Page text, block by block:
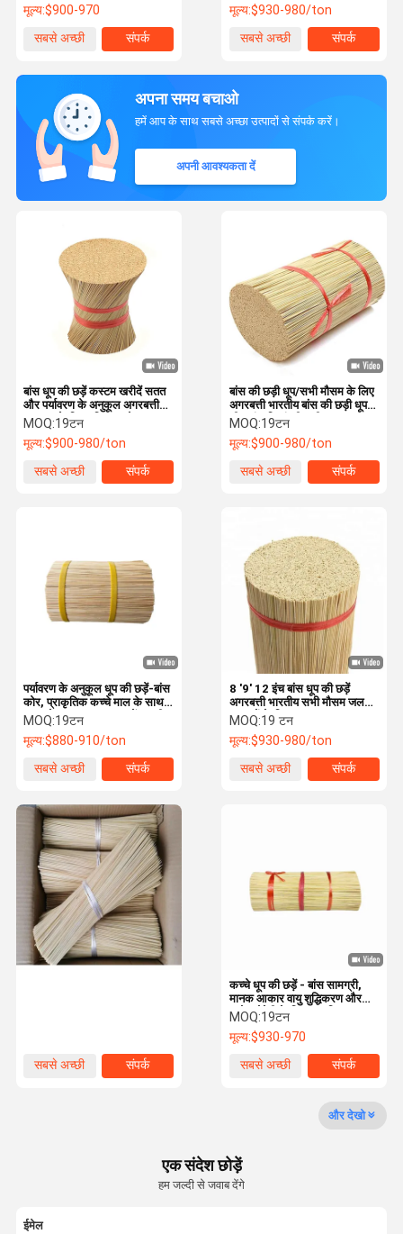
घर उत्पाद कारखाने का दौरा
गुणवत्ता नियंत्रण हमसे संपर्क करें समाचार
मूल्य:$900-970
सबसे अच्छी
संपर्क
मूल्य:$930-980/ton
सबसे अच्छी
संपर्क
अपना समय बचाओ
हमें आप के साथ सबसे अच्छा उत्पादों से संपर्क करें।
अपनी आवश्यकता दें
बांस की छड़ी धूप/सभी मौसम के लिए
अगरबत्ती भारतीय बांस की छड़ी धूप
चीन बांस जियांग्सी छड़ी
MOQ:19टन
मूल्य:$900-980/ton
सबसे अच्छी
संपर्क
बांस धूप की छड़ें कस्टम खरीदें सतत
और पर्यावरण के अनुकूल अगरबत्ती
उत्पादन के लिए परिपत्र स्केवर
MOQ:19टन
मूल्य:$900-980/ton
सबसे अच्छी
संपर्क
8 '9' 12 इंच बांस धूप की छड़ें
अगरबत्ती भारतीय सभी मौसम जल
जरूरतों के लिए
MOQ:19 टन
मूल्य:$930-980/ton
सबसे अच्छी
संपर्क
पर्यावरण के अनुकूल धूप की छड़ें-बांस
कोर, प्राकृतिक कच्चे माल के साथ
भारत के सार का अनुभव करें भारतीय
धूप की छड़ी चीन प्रत्यक्ष बांस की छड़ी
धूप
MOQ:19टन
मूल्य:$880-910/ton
सबसे अच्छी
संपर्क
कच्चे धूप की छड़ें - बांस सामग्री,
मानक आकार वायु शुद्धिकरण और
अरोमाथेरेपी के लिए अत्यधिक कुशल
MOQ:19टन
मूल्य:$930-970
सबसे अच्छी
संपर्क
सबसे अच्छी
संपर्क
और देखो
एक संदेश छोड़ें
हम जल्दी से जवाब देंगे
ईमेल